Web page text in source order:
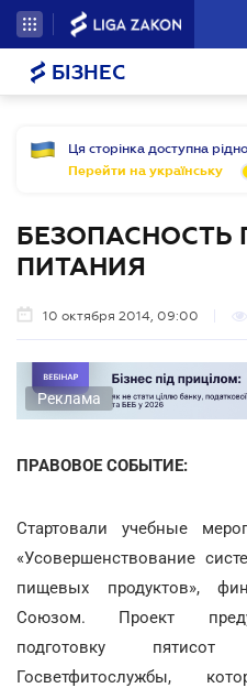
БІЗНЕС
Ця сторінка доступна
Перейти на українську
БЕЗОПАСНОСТЬ
ПИТАНИЯ
10 октября 2014, 09:00
Реклама
ПРАВОВОЕ СОБЫТИЕ:
Стартовали учебные
«Усовершенствование
пищевых продуктов»,
Союзом. Проект
подготовку пятисот
Госветфитослужбы,